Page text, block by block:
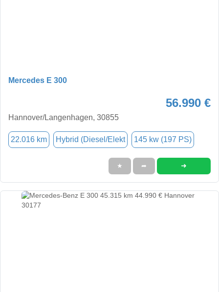
Mercedes E 300
56.990 €
Hannover/Langenhagen, 30855
22.016 km Hybrid (Diesel/Elekt 145 kw (197 PS)
★ ➦ ➜